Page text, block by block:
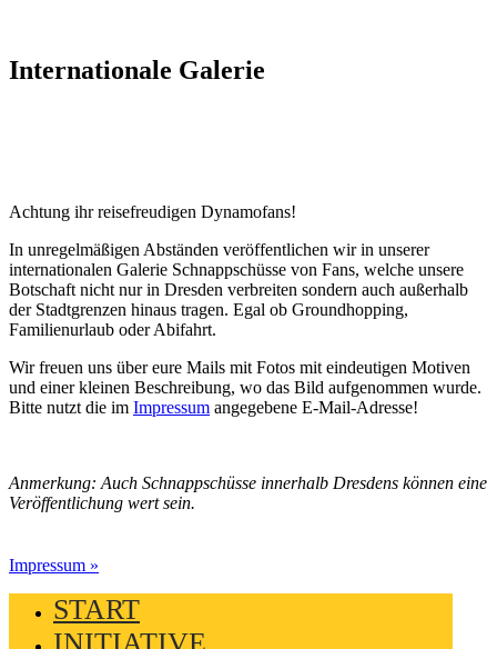
Internationale Galerie
Achtung ihr reisefreudigen Dynamofans!
In unregelmäßigen Abständen veröffentlichen wir in unserer
internationalen Galerie Schnappschüsse von Fans, welche unsere
Botschaft nicht nur in Dresden verbreiten sondern auch außerhalb
der Stadtgrenzen hinaus tragen. Egal ob Groundhopping,
Familienurlaub oder Abifahrt.
Wir freuen uns über eure Mails mit Fotos mit eindeutigen Motiven
und einer kleinen Beschreibung, wo das Bild aufgenommen wurde.
Bitte nutzt die im Impressum angegebene E-Mail-Adresse!
Anmerkung: Auch Schnappschüsse innerhalb Dresdens können eine
Veröffentlichung wert sein.
Impressum »
START
INITIATIVE